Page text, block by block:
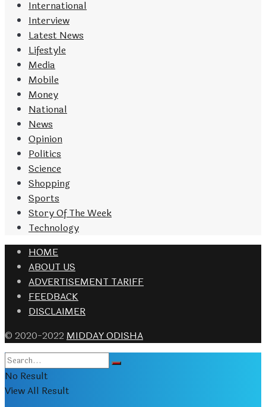
International
Interview
Latest News
Lifestyle
Media
Mobile
Money
National
News
Opinion
Politics
Science
Shopping
Sports
Story Of The Week
Technology
HOME
ABOUT US
ADVERTISEMENT TARIFF
FEEDBACK
DISCLAIMER
© 2020-2022 MIDDAY ODISHA
No Result
View All Result